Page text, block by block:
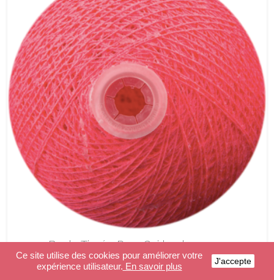
Boule Tissée Pour Guirlande
Premium Rose Bonbon
1,20 €
Ce site utilise des cookies pour améliorer votre
expérience utilisateur. En savoir plus J'accepte